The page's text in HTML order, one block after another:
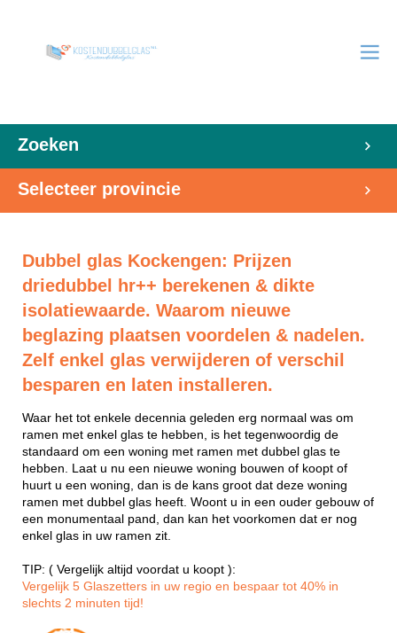
Zoeken
Selecteer provincie
Dubbel glas Kockengen: Prijzen
driedubbel hr++ berekenen & dikte
isolatiewaarde. Waarom nieuwe
beglazing plaatsen voordelen & nadelen.
Zelf enkel glas verwijderen of verschil
besparen en laten installeren.
Waar het tot enkele decennia geleden erg normaal was om
ramen met enkel glas te hebben, is het tegenwoordig de
standaard om een woning met ramen met dubbel glas te
hebben. Laat u nu een nieuwe woning bouwen of koopt of
huurt u een woning, dan is de kans groot dat deze woning
ramen met dubbel glas heeft. Woont u in een ouder gebouw of
een monumentaal pand, dan kan het voorkomen dat er nog
enkel glas in uw ramen zit.
TIP: ( Vergelijk altijd voordat u koopt ):
Vergelijk 5 Glaszetters in uw regio en bespaar tot 40% in
slechts 2 minuten tijd!